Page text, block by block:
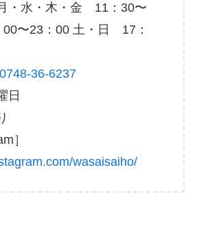
・水・木・金 11：30〜
〜23：00 土・日 17：
0748-36-6237
日
］
wasaisaiho/